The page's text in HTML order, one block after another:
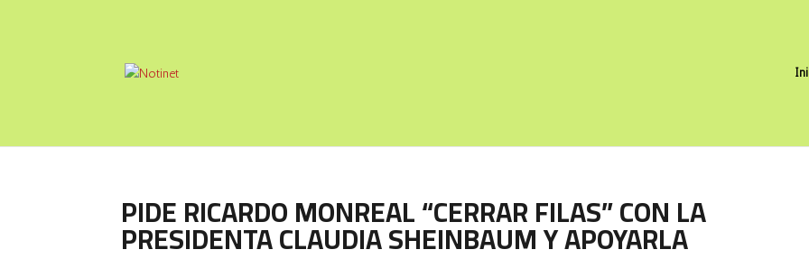
PIDE RICARDO MONREAL “CERRAR FILAS” CON LA
PRESIDENTA CLAUDIA SHEINBAUM Y APOYARLA